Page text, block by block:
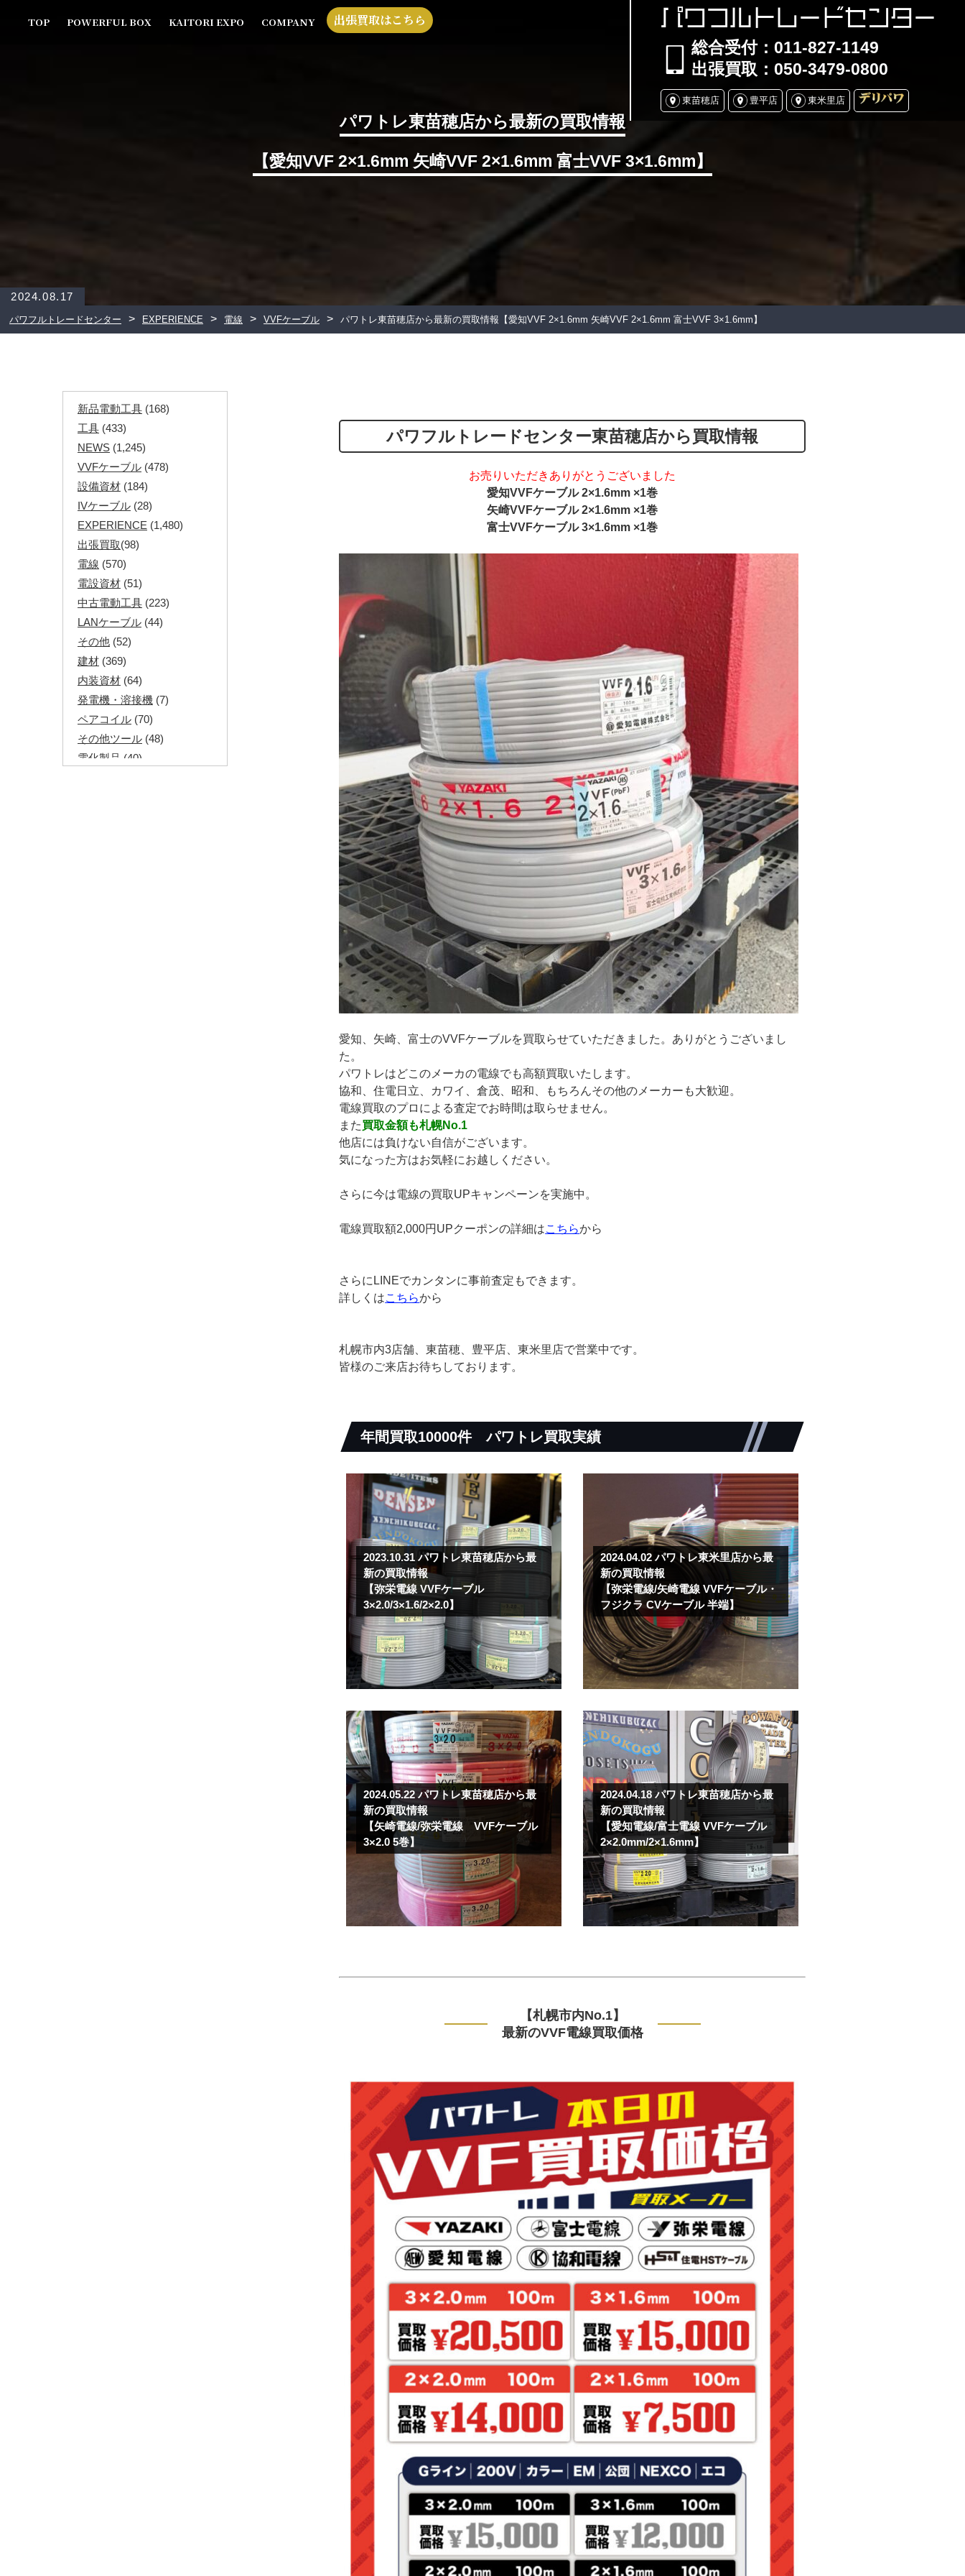
パワフルトレードセンター
総合受付：011-827-1149
出張買取：050-3479-0800
東苗穂店 豊平店 東米里店
TOP POWERFUL BOX KAITORI EXPO COMPANY 出張買取はこちら
パワトレ東苗穂店から最新の買取情報
【愛知VVF 2×1.6mm 矢崎VVF 2×1.6mm 富士VVF 3×1.6mm】
2024.08.17
パワフルトレードセンター > EXPERIENCE > 電線 > VVFケーブル > パワトレ東苗穂店から最新の買取情報 【愛知VVF 2×1.6mm 矢崎VVF 2×1.6mm 富士VVF 3×1.6mm】
新品電動工具 (168)
工具 (433)
NEWS (1,245)
VVFケーブル (478)
設備資材 (184)
IVケーブル (28)
EXPERIENCE (1,480)
出張買取(98)
電線 (570)
電設資材 (51)
中古電動工具 (223)
LANケーブル (44)
その他 (52)
建材 (369)
内装資材 (64)
発電機・溶接機 (7)
ペアコイル (70)
その他ツール (48)
電化製品 (40)
パワフルトレードセンター東苗穂店から買取情報
お売りいただきありがとうございました
愛知VVFケーブル 2×1.6mm ×1巻
矢崎VVFケーブル 2×1.6mm ×1巻
富士VVFケーブル 3×1.6mm ×1巻
愛知、矢崎、富士のVVFケーブルを買取らせていただきました。ありがとうございまし
た。
パワトレはどこのメーカの電線でも高額買取いたします。
協和、住電日立、カワイ、倉茂、昭和、もちろんその他のメーカーも大歓迎。
電線買取のプロによる査定でお時間は取らせません。
また買取金額も札幌No.1
他店には負けない自信がございます。
気になった方はお気軽にお越しください。
さらに今は電線の買取UPキャンペーンを実施中。
電線買取額2,000円UPクーポンの詳細はこちらから
さらにLINEでカンタンに事前査定もできます。
詳しくはこちらから
札幌市内3店舗、東苗穂、豊平店、東米里店で営業中です。
皆様のご来店お待ちしております。
年間買取10000件パワトレ買取実績
2023.10.31パワトレ東苗穂店から最
新の買取情報
【弥栄電線 VVFケーブル
3×2.0/3×1.6/2×2.0】
2024.04.02パワトレ東米里店から最
新の買取情報
【弥栄電線/矢崎電線 VVFケーブル・
フジクラ CVケーブル 半端】
2024.05.22パワトレ東苗穂店から最
新の買取情報
【矢崎電線/弥栄電線 VVFケーブル
3×2.0 5巻】
2024.04.18パワトレ東苗穂店から最
新の買取情報
【愛知電線/富士電線 VVFケーブル
2×2.0mm/2×1.6mm】
【札幌市内No.1】
最新のVVF電線買取価格